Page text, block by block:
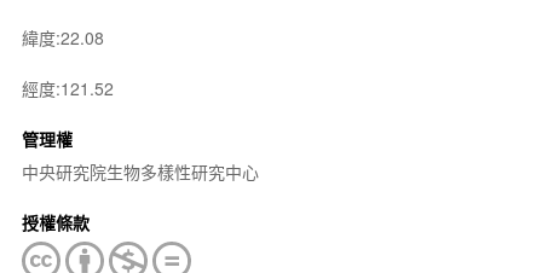
緯度:22.08
經度:121.52
管理權
中央研究院生物多樣性研究中心
授權條款